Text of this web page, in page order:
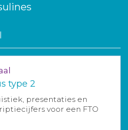
type 2
presentaties en
voor een FTO